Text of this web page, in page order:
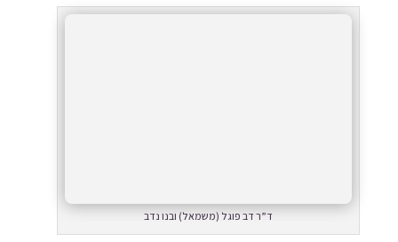
ד”ר דב פוגל (משמאל) ובנו נדב